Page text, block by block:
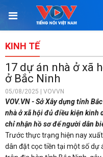
KINH TẾ
17 dự án nhà ở xã
ở Bắc Ninh
05/08/2025 | VOVVN
VOV.VN - Sở Xây dựng tỉnh
nhà ở xã hội đủ điều kiện kinh
chỉ nhận hồ sơ để người dân
Trước thực trạng hiện nay
dân đặt cọc tiền tại một số dự